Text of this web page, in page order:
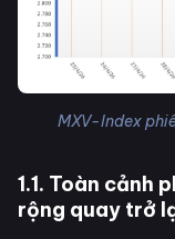
MXV-Index
1.1. Toàn cảnh
rộng quay trở